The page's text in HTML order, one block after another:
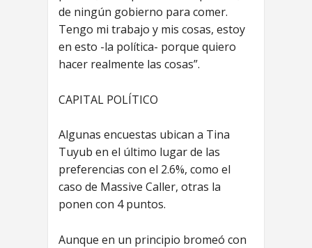
de ningún gobierno para comer.
Tengo mi trabajo y mis cosas, estoy
en esto -la política- porque quiero
hacer realmente las cosas”.
CAPITAL POLÍTICO
Algunas encuestas ubican a Tina
Tuyub en el último lugar de las
preferencias con el 2.6%, como el
caso de Massive Caller, otras la
ponen con 4 puntos.
Aunque en un principio bromeó con